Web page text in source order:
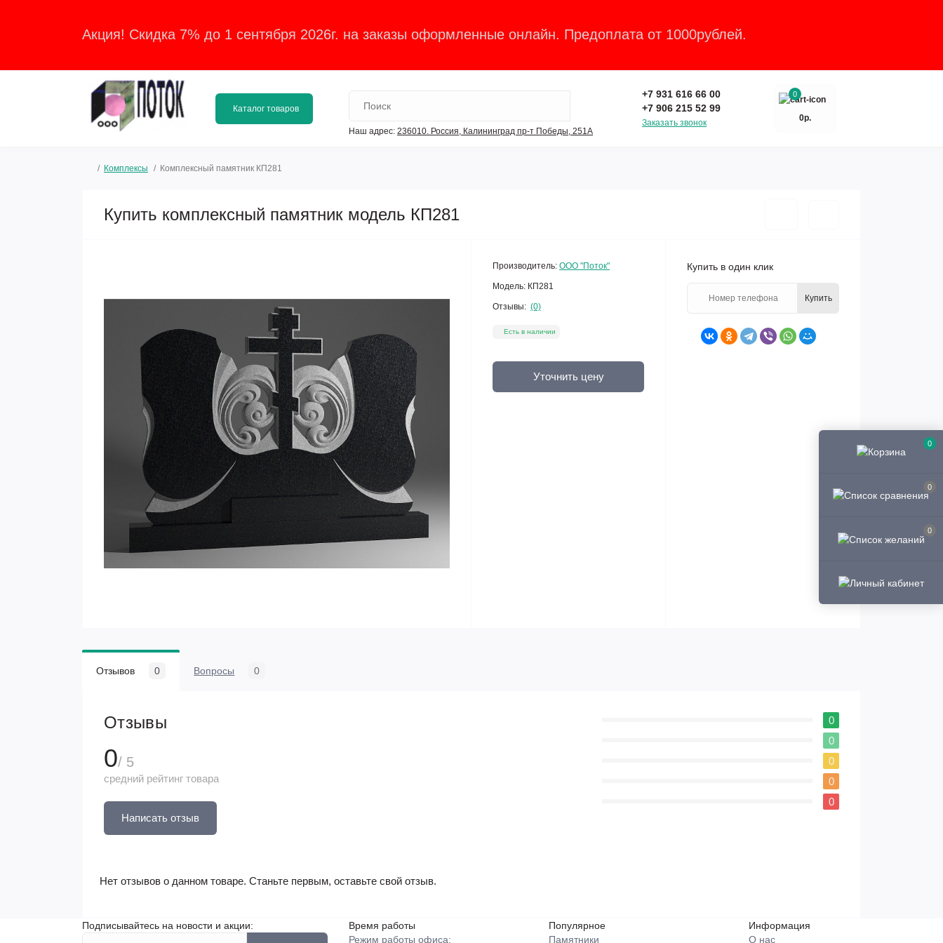
0
0
0
Акция! Скидка 7% до 1 сентября 2026г. на заказы оформленные онлайн. Предоплата от 1000рублей.
Каталог товаров
Наш адрес: 236010. Россия, Калининград пр-т Победы, 251А
+7 931 616 66 00
+7 906 215 52 99
Заказать звонок
0
0р.
Комплексы Комплексный памятник КП281
Купить комплексный памятник модель КП281
Производитель: ООО "Поток"
Модель: КП281
Отзывы: (0)
Есть в наличии
Уточнить цену
Купить в один клик
Купить
Отзывов 0 Вопросы 0
Отзывы
0/ 5
средний рейтинг товара
Написать отзыв
0
0
0
0
0
Нет отзывов о данном товаре. Станьте первым, оставьте свой отзыв.
Подписывайтесь на новости и акции:
Время работы
Режим работы офиса:
Популярное
Памятники
Информация
О нас